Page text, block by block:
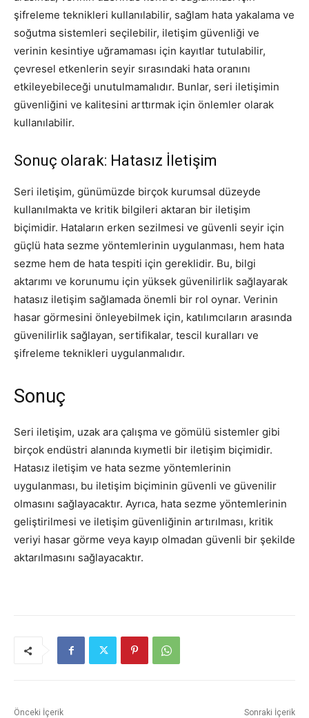
şifreleme teknikleri kullanılabilir, sağlam hata yakalama ve
soğutma sistemleri seçilebilir, iletişim güvenliği ve
verinin kesintiye uğramaması için kayıtlar tutulabilir,
çevresel etkenlerin seyir sırasındaki hata oranını
etkileyebileceği unutulmamalıdır. Bunlar, seri iletişimin
güvenliğini ve kalitesini arttırmak için önlemler olarak
kullanılabilir.
Sonuç olarak: Hatasız İletişim
Seri iletişim, günümüzde birçok kurumsal düzeyde
kullanılmakta ve kritik bilgileri aktaran bir iletişim
biçimidir. Hataların erken sezilmesi ve güvenli seyir için
güçlü hata sezme yöntemlerinin uygulanması, hem hata
sezme hem de hata tespiti için gereklidir. Bu, bilgi
aktarımı ve korunumu için yüksek güvenilirlik sağlayarak
hatasız iletişim sağlamada önemli bir rol oynar. Verinin
hasar görmesini önleyebilmek için, katılımcıların arasında
güvenilirlik sağlayan, sertifikalar, tescil kuralları ve
şifreleme teknikleri uygulanmalıdır.
Sonuç
Seri iletişim, uzak ara çalışma ve gömülü sistemler gibi
birçok endüstri alanında kıymetli bir iletişim biçimidir.
Hatasız iletişim ve hata sezme yöntemlerinin
uygulanması, bu iletişim biçiminin güvenli ve güvenilir
olmasını sağlayacaktır. Ayrıca, hata sezme yöntemlerinin
geliştirilmesi ve iletişim güvenliğinin artırılması, kritik
veriyi hasar görme veya kayıp olmadan güvenli bir şekilde
aktarılmasını sağlayacaktır.
Önceki İçerik Sonraki İçerik